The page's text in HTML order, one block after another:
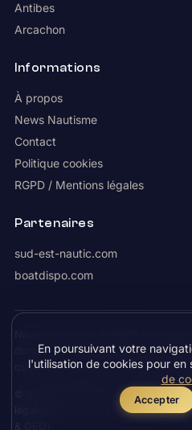
En poursuivant votre
l'utilisation de cookies pour en
de
Accepter
Antibes
Arcachon
Informations
À propos
News Nautisme
Contact
Politique cookies
RGPD / Mentions légales
Partenaires
sud-est-nautic.com
boatdispo.com
données. Les coordonnées
qu'à vous contacter : aucune vente
© 2026 Boatcible.com ·Politique
HDVMA.FR,